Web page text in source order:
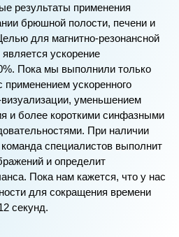
результаты применения
брюшной полости, печени и
для магнитно-резонансной
ускорение
Пока мы выполнили только
применением ускоренного
уменьшением
и более короткими синфазными
При наличии
специалистов выполнит
и определит
Пока нам кажется, что у нас
для сокращения времени
секунд.